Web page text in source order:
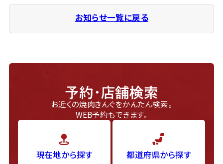
お知らせ一覧に戻る
予約・店舗検索
お近くの焼肉きんぐをかんたん検索。
WEB予約もできます。
現在地から探す 都道府県から探す